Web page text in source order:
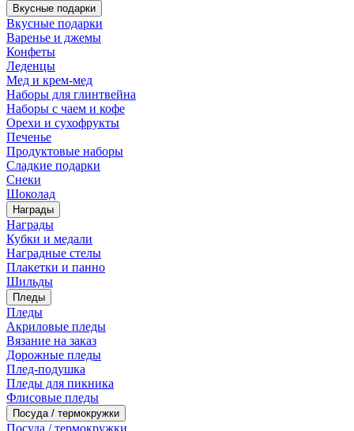
Вкусные подарки
Вкусные подарки
Варенье и джемы
Конфеты
Леденцы
Мед и крем-мед
Наборы для глинтвейна
Наборы с чаем и кофе
Орехи и сухофрукты
Печенье
Продуктовые наборы
Сладкие подарки
Снеки
Шоколад
Награды
Награды
Кубки и медали
Наградные стелы
Плакетки и панно
Шильды
Пледы
Пледы
Акриловые пледы
Вязание на заказ
Дорожные пледы
Плед-подушка
Пледы для пикника
Флисовые пледы
Посуда / термокружки
Посуда / термокружки